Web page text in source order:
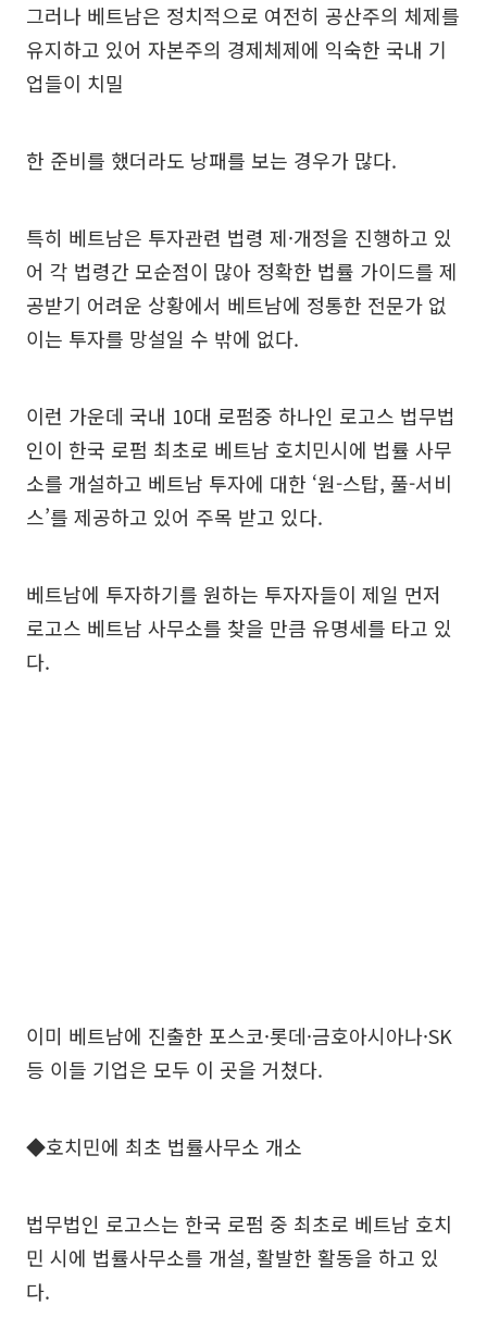
그러나 베트남은 정치적으로 여전히 공산주의 체제를
유지하고 있어 자본주의 경제체제에 익숙한 국내 기
업들이 치밀
한 준비를 했더라도 낭패를 보는 경우가 많다.
특히 베트남은 투자관련 법령 제·개정을 진행하고 있
어 각 법령간 모순점이 많아 정확한 법률 가이드를 제
공받기 어려운 상황에서 베트남에 정통한 전문가 없
이는 투자를 망설일 수 밖에 없다.
이런 가운데 국내 10대 로펌중 하나인 로고스 법무법
인이 한국 로펌 최초로 베트남 호치민시에 법률 사무
소를 개설하고 베트남 투자에 대한 ‘원-스탑, 풀-서비
스’를 제공하고 있어 주목 받고 있다.
베트남에 투자하기를 원하는 투자자들이 제일 먼저
로고스 베트남 사무소를 찾을 만큼 유명세를 타고 있
다.
이미 베트남에 진출한 포스코·롯데·금호아시아나·SK
등 이들 기업은 모두 이 곳을 거쳤다.
◆호치민에 최초 법률사무소 개소
법무법인 로고스는 한국 로펌 중 최초로 베트남 호치
민 시에 법률사무소를 개설, 활발한 활동을 하고 있
다.